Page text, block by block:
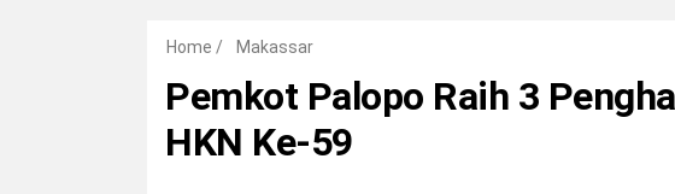
Home / Makassar
Pemkot Palopo Raih 3
HKN Ke-59